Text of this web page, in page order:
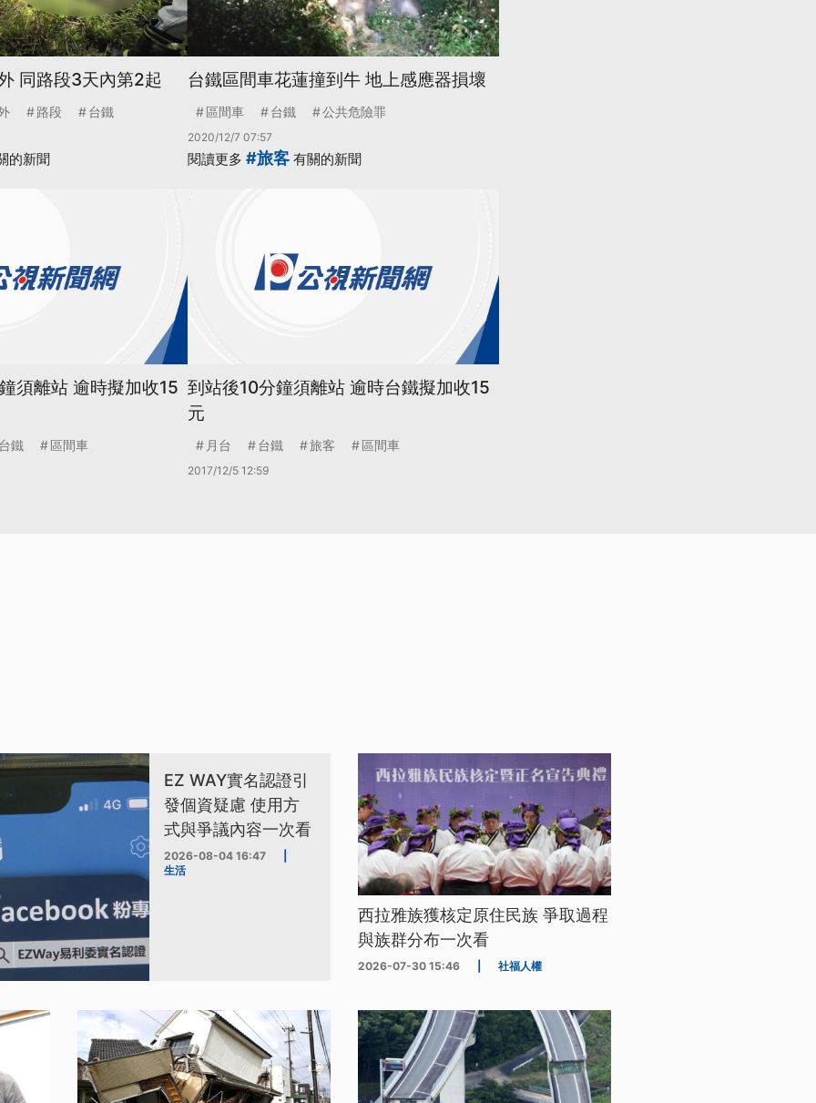
同路段3天內第2起
路段 台鐵
台鐵區間車花蓮撞到牛 地上感應器損壞
區間車 台鐵 公共危險罪
2020/12/7 07:57
的新聞
須離站 逾時擬加收15
鐵 區間車
閱讀更多 #旅客 有關的新聞
到站後10分鐘須離站 逾時台鐵擬加收15
元
月台 台鐵 旅客 區間車
2017/12/5 12:59
EZ WAY實名認證引
發個資疑慮 使用方
式與爭議內容一次看
2026-08-04 16:47
生活
西拉雅族獲核定原住民族 爭取過程
與族群分布一次看
2026-07-30 15:46 社福人權